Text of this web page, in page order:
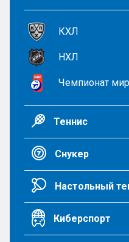
КХЛ
НХЛ
Чемпионат
Теннис
Снукер
Настольный
Киберспорт